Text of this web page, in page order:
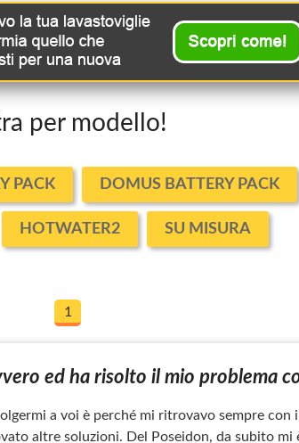
per modello!
PACK DOMUS BATTERY PACK
HOTWATER2 SU MISURA
1
ed ha risolto il mio problema
a voi è perché mi ritrovavo sempre
altre soluzioni. Del Poseidon, da subito